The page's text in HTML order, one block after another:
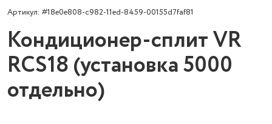
Артикул: #18e0e808-c982-11ed-8459-00155d7faf81
Кондиционер-сплит VR
RCS18 (установка 5000
отдельно)